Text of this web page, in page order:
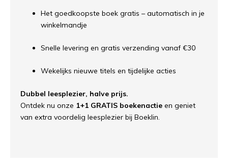
Het goedkoopste boek gratis – automatisch in je
winkelmandje
Snelle levering en gratis verzending vanaf €30
Wekelijks nieuwe titels en tijdelijke acties
Dubbel leesplezier, halve prijs.
Ontdek nu onze 1+1 GRATIS boekenactie en geniet
van extra voordelig leesplezier bij Boeklin.